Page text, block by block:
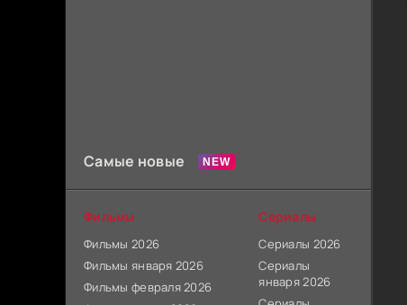
Самые новые
Фильмы
Фильмы 2026
Фильмы января 2026
Фильмы февраля 2026
Сериалы
Сериалы 2026
Сериалы
января 2026